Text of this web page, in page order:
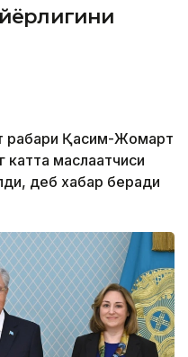
раҳбари Қасим-Жомарт
маслаҳатчиси
деб хабар беради